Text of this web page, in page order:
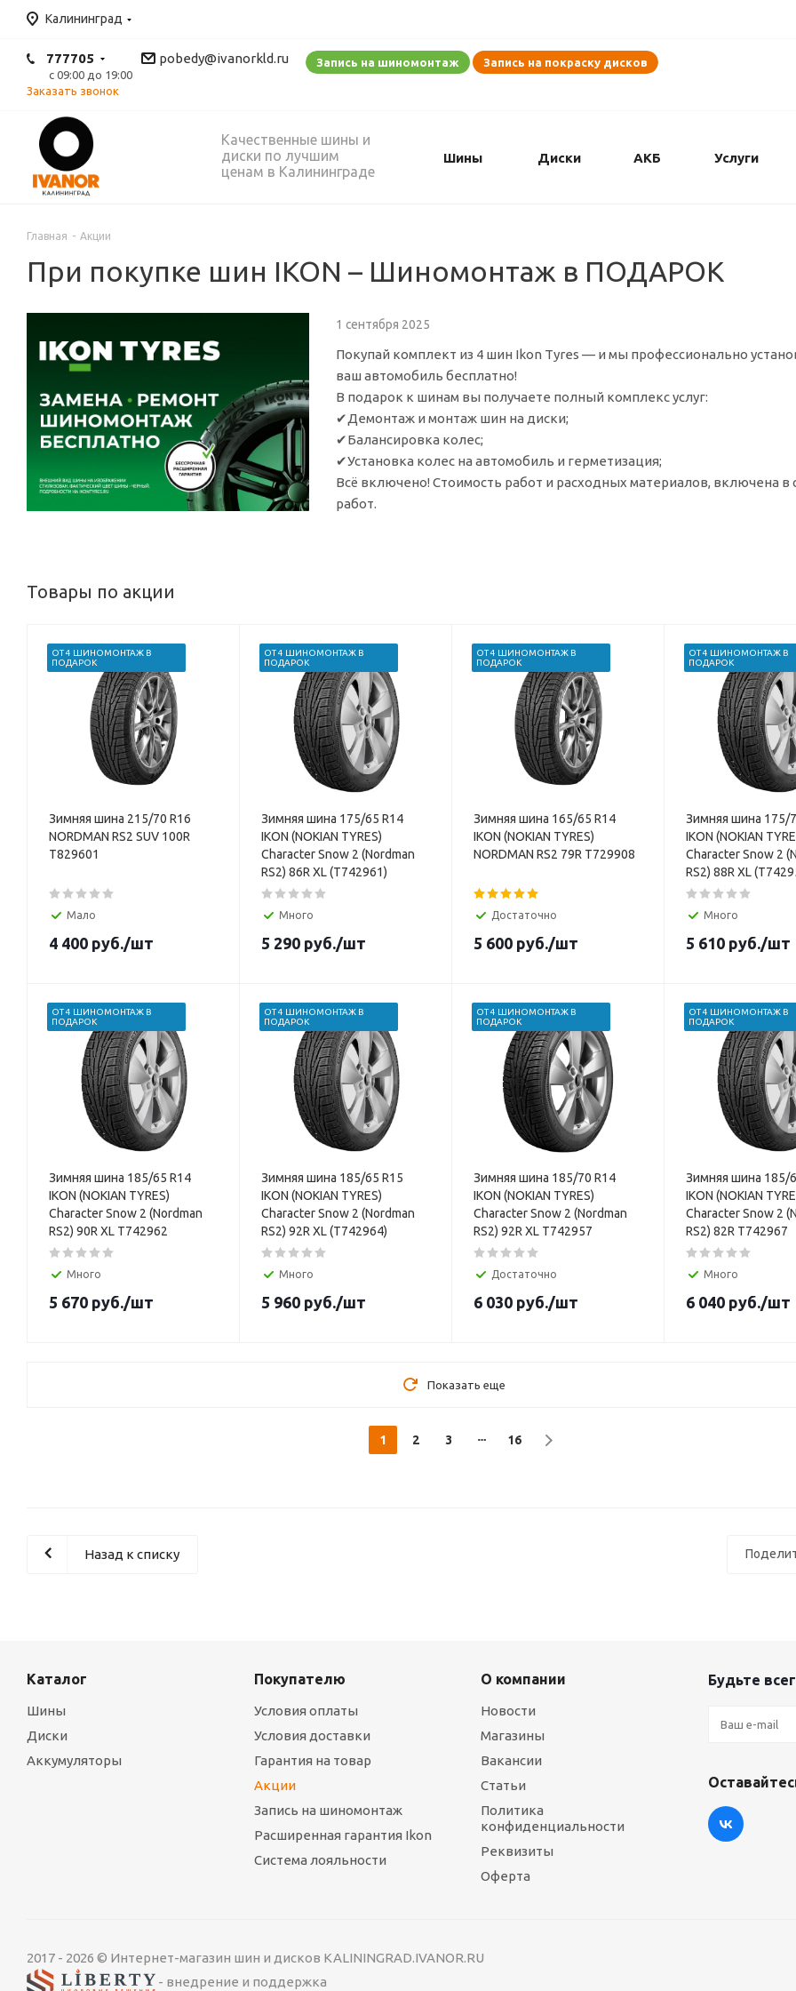
Калининград
777705
с 09:00 до 19:00
pobedy@ivanorkld.ru
Заказать звонок
Запись на шиномонтаж Запись на покраску дисков
Качественные шины и
диски по лучшим
ценам в Калининграде
Шины Диски АКБ Услуги
Главная - Акции
При покупке шин IKON – Шиномонтаж в ПОДАРОК
1 сентября 2025
Покупай комплект из 4 шин Ikon Tyres — и мы профессионально
ваш автомобиль бесплатно!
В подарок к шинам вы получаете полный комплекс услуг:
✔Демонтаж и монтаж шин на диски;
✔Балансировка колес;
✔Установка колес на автомобиль и герметизация;
Всё включено! Стоимость работ и расходных материалов, включена в
работ.
Товары по акции
ОТ 4 ШИНОМОНТАЖ В
ПОДАРОК
Зимняя шина 215/70 R16
NORDMAN RS2 SUV 100R
T829601
Мало
4 400 руб./шт
ОТ 4 ШИНОМОНТАЖ В
ПОДАРОК
Зимняя шина 175/65 R14
IKON (NOKIAN TYRES)
Character Snow 2 (Nordman
RS2) 86R XL (T742961)
Много
5 290руб./шт
ОТ 4 ШИНОМОНТАЖ В
ПОДАРОК
Зимняя шина 165/65 R14
IKON (NOKIAN TYRES)
NORDMAN RS2 79R T729908
Достаточно
5 600руб./шт
ОТ 4 ШИНОМОНТАЖ В
ПОДАРОК
Зимняя шина 175/
IKON (NOKIAN
Character Snow 2
RS2) 88R XL
Много
5 610руб./шт
ОТ 4 ШИНОМОНТАЖ В
ПОДАРОК
Зимняя шина 185/65 R14
IKON (NOKIAN TYRES)
Character Snow 2 (Nordman
RS2) 90R XL T742962
Много
5 670 руб./шт
ОТ 4 ШИНОМОНТАЖ В
ПОДАРОК
Зимняя шина 185/65 R15
IKON (NOKIAN TYRES)
Character Snow 2 (Nordman
RS2) 92R XL (T742964)
Много
5 960руб./шт
ОТ 4 ШИНОМОНТАЖ В
ПОДАРОК
Зимняя шина 185/70 R14
IKON (NOKIAN TYRES)
Character Snow 2 (Nordman
RS2) 92R XL T742957
Достаточно
6 030руб./шт
ОТ 4 ШИНОМОНТАЖ В
ПОДАРОК
Зимняя шина 185/
IKON (NOKIAN
Character Snow 2
RS2) 82R T742967
Много
6 040руб./шт
Показать еще
1 2 3 16
Назад к списку
Каталог
Шины
Диски
Аккумуляторы
Покупателю
Условия оплаты
Условия доставки
Гарантия на товар
Акции
Запись на шиномонтаж
Расширенная гарантия Ikon
Система лояльности
О компании
Новости
Магазины
Вакансии
Статьи
Политика
конфиденциальности
Реквизиты
Оферта
Будьте
2017 - 2026 © Интернет-магазин шин и дисков KALININGRAD.IVANOR.RU
- внедрение и поддержка